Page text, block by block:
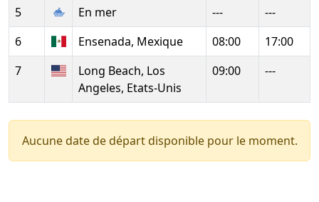
5 En mer ---
---
6
Ensenada, Mexique 08:00
17:00
7
Long Beach, Los
Angeles, Etats-Unis
09:00 ---
Aucune date de départ disponible pour le moment.